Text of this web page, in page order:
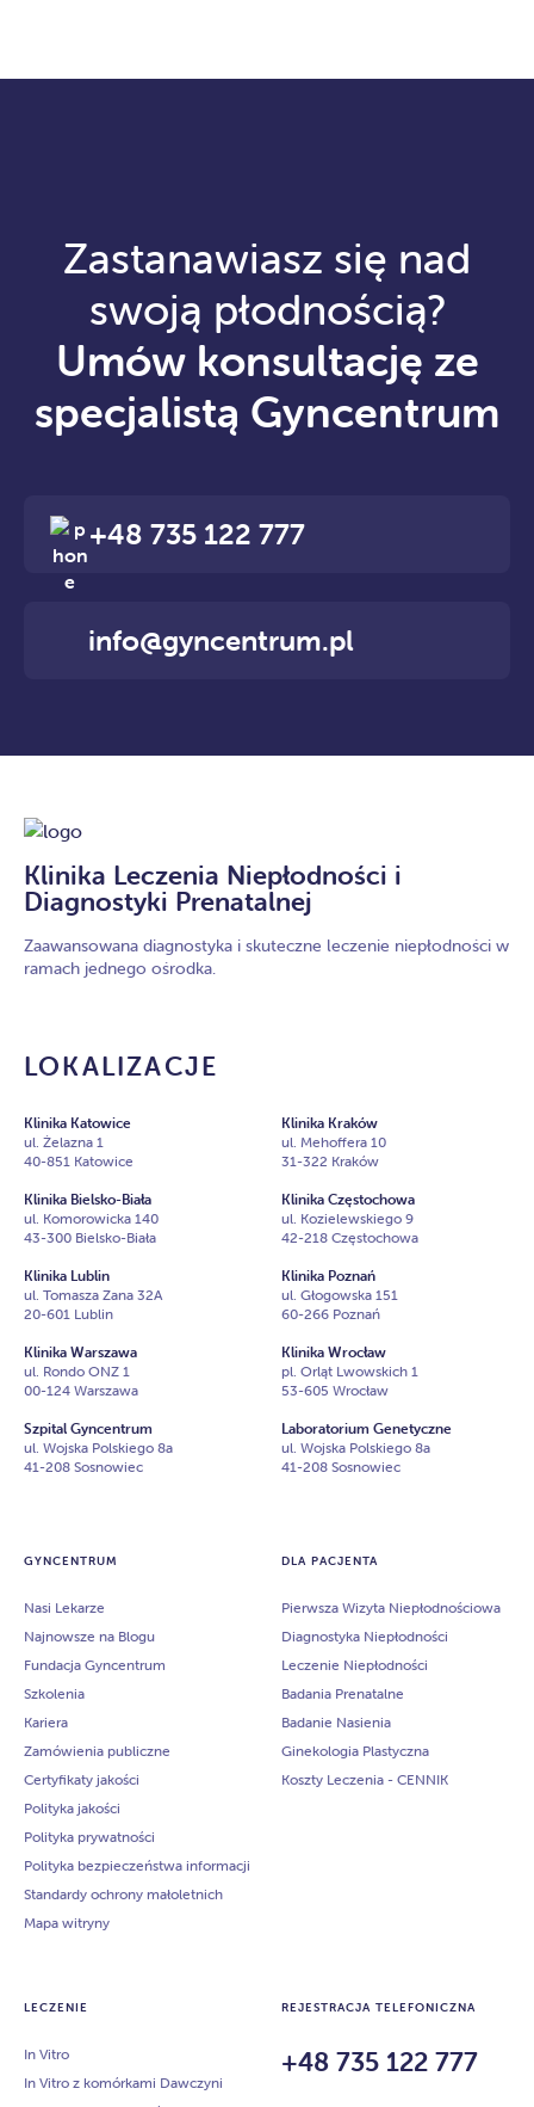
Zastanawiasz się nad
swoją płodnością?
Umów konsultację ze
specjalistą Gyncentrum
+48 735 122 777
info@gyncentrum.pl
Klinika Leczenia Niepłodności i
Diagnostyki Prenatalnej
Zaawansowana diagnostyka i skuteczne leczenie niepłodności w
ramach jednego ośrodka.
GYNCENTRUM
Nasi Lekarze
Najnowsze na Blogu
Fundacja Gyncentrum
Szkolenia
Kariera
Zamówienia publiczne
Certyfikaty jakości
Polityka jakości
Polityka prywatności
Polityka bezpieczeństwa informacji
Standardy ochrony małoletnich
Mapa witryny
DLA PACJENTA
Pierwsza Wizyta Niepłodnościowa
Diagnostyka Niepłodności
Leczenie Niepłodności
Badania Prenatalne
Badanie Nasienia
Ginekologia Plastyczna
Koszty Leczenia - CENNIK
LECZENIE
In Vitro
In Vitro z komórkami Dawczyni
LOKALIZACJE
Klinika Katowice
ul. Żelazna 1
40-851 Katowice
Klinika Kraków
ul. Mehoffera 10
31-322 Kraków
Klinika Bielsko-Biała
ul. Komorowicka 140
43-300 Bielsko-Biała
Klinika Częstochowa
ul. Kozielewskiego 9
42-218 Częstochowa
Klinika Lublin
ul. Tomasza Zana 32A
20-601 Lublin
Klinika Poznań
ul. Głogowska 151
60-266 Poznań
Klinika Warszawa
ul. Rondo ONZ 1
00-124 Warszawa
Klinika Wrocław
pl. Orląt Lwowskich 1
53-605 Wrocław
Szpital Gyncentrum
ul. Wojska Polskiego 8a
41-208 Sosnowiec
Laboratorium Genetyczne
ul. Wojska Polskiego 8a
41-208 Sosnowiec
REJESTRACJA TELEFONICZNA
+48 735 122 777